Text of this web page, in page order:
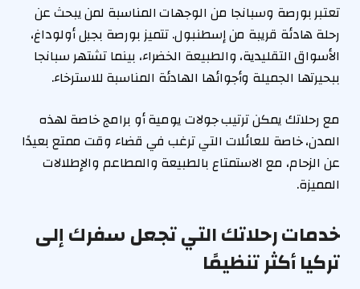
تعتبر بورصة وسبانجا من الوجهات المناسبة لمن يبحث عن
رحلة هادئة قريبة من إسطنبول. تتميز بورصة بجبل أولوداغ،
الأسواق التقليدية، والطبيعة الخضراء، بينما تشتهر سبانجا
ببحيرتها الجميلة وأجوائها الهادئة المناسبة للاسترخاء.
مع رحلاتك يمكن ترتيب جولات يومية أو برامج خاصة لهذه
المدن، خاصة للعائلات التي ترغب في قضاء وقت ممتع بعيدًا
عن الزحام، مع الاستمتاع بالطبيعة والمطاعم والإطلالات
المميزة.
خدمات رحلاتك التي تجعل سفرك إلى
تركيا أكثر تنظيمًا